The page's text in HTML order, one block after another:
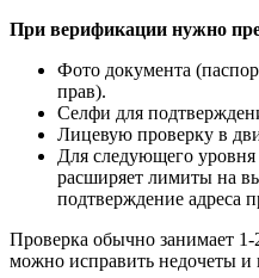
При верификации нужно
Фото документа
прав).
Селфи для
Лицевую проверку в
Для следующего
расширяет лимиты на
подтверждение адреса
Проверка обычно занимает 1-
можно исправить недочеты и